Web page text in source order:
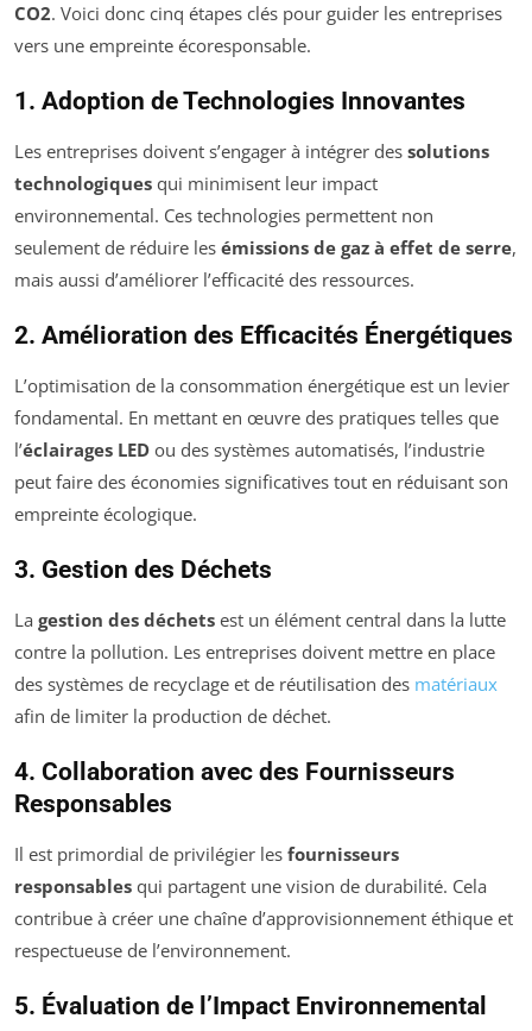
CO2. Voici donc cinq étapes clés pour guider les entreprises
vers une empreinte écoresponsable.
1. Adoption de Technologies Innovantes
Les entreprises doivent s’engager à intégrer des solutions
technologiques qui minimisent leur impact
environnemental. Ces technologies permettent non
seulement de réduire les émissions de gaz à effet de serre,
mais aussi d’améliorer l’efficacité des ressources.
2. Amélioration des Efficacités Énergétiques
L’optimisation de la consommation énergétique est un levier
fondamental. En mettant en œuvre des pratiques telles que
l’éclairages LED ou des systèmes automatisés, l’industrie
peut faire des économies significatives tout en réduisant son
empreinte écologique.
3. Gestion des Déchets
La gestion des déchets est un élément central dans la lutte
contre la pollution. Les entreprises doivent mettre en place
des systèmes de recyclage et de réutilisation des matériaux
afin de limiter la production de déchet.
4. Collaboration avec des Fournisseurs
Responsables
Il est primordial de privilégier les fournisseurs
responsables qui partagent une vision de durabilité. Cela
contribue à créer une chaîne d’approvisionnement éthique et
respectueuse de l’environnement.
5. Évaluation de l’Impact Environnemental